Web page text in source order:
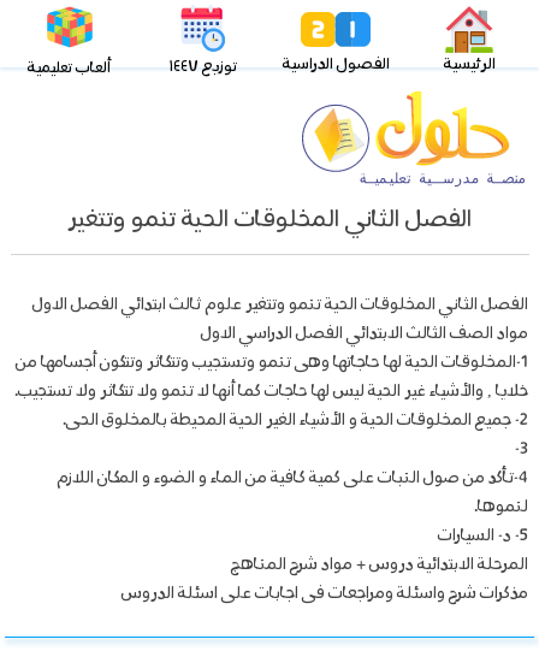
الرئيسية الفصول الدراسية توزيع ١٤٤٧ ألعاب تعليمية
الفصل الثاني المخلوقات الحية تنمو وتتغير
الفصل الثاني المخلوقات الحية تنمو وتتغير علوم ثالث ابتدائي الفصل الاول
مواد الصف الثالث الابتدائي الفصل الدراسي الاول
1-المخلوقات الحية لها حاجاتها وهى تنمو وتستجيب وتتكاثر وتتكون أجسامها من
خلايا , والأشياء غير الحية ليس لها حاجات كما أنها لا تنمو ولا تتكاثر ولا تستجيب.
2- جميع المخلوقات الحية و الأشياء الغير الحية المحيطة بالمخلوق الحى.
3-
4-تأكد من صول النبات على كمية كافية من الماء و الضوء و المكان اللازم
لنموها.
5- د- السيارات
المرحلة الابتدائية دروس + مواد شرح المناهج
مذكرات شرح واسئلة ومراجعات فى اجابات على اسئلة الدروس